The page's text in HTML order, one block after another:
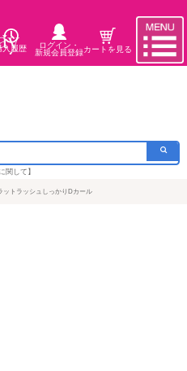
入履歴
ログイン・
新規会員登録カートを見る
関して】
ットラッシュしっかりDカール